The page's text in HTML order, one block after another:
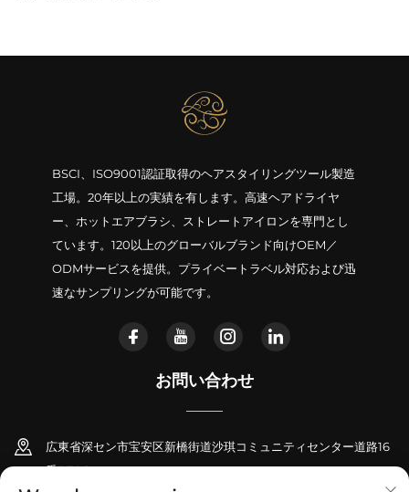
BSCI、ISO9001認証取得のヘアスタイリングツール製造
工場。20年以上の実績を有します。高速ヘアドライヤ
ー、ホットエアブラシ、ストレートアイロンを専門とし
ています。120以上のグローバルブランド向けOEM／
ODMサービスを提供。プライベートラベル対応および迅
速なサンプリングが可能です。
お問い合わせ
広東省深セン市宝安区新橋街道沙琪コミュニティセンター道路16
番B706